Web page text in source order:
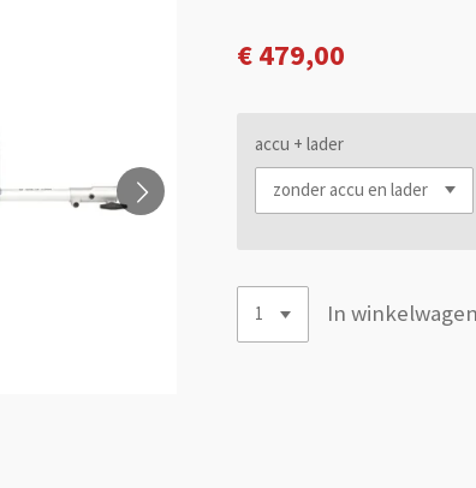
€ 479,00
accu + lader
In